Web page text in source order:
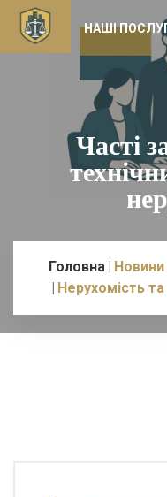
НАШІ
Часті
Головна Новини
Нерухомість